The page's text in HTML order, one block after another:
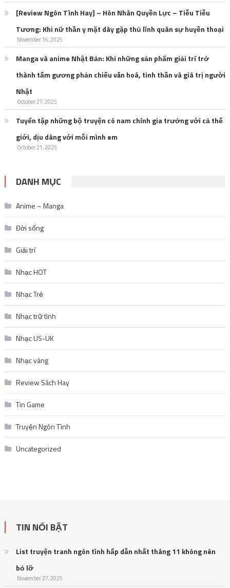
[Review Ngôn Tình Hay] – Hôn Nhân Quyền Lực – Tiễu Tiễu
Tương: Khi nữ thần y mặt dày gặp thủ lĩnh quân sự huyền thoại
November 16, 2025
Manga và anime Nhật Bản: Khi những sản phẩm giải trí trở
thành tấm gương phản chiếu văn hoá, tinh thần và giá trị người
Nhật
October 27, 2025
Tuyển tập những bộ truyện có nam chính gia trưởng với cả thế
giới, dịu dàng với mỗi mình em
October 21, 2025
DANH MỤC
Anime – Manga
Đời sống
Giải trí
Nhạc HOT
Nhạc Trẻ
Nhạc trữ tình
Nhạc US-UK
Nhạc vàng
Review Sách Hay
Tin Game
Truyện Ngôn Tình
Uncategorized
TIN NỔI BẬT
List truyện tranh ngôn tình hấp dẫn nhất tháng 11 không nên
bỏ lỡ
November 27, 2025